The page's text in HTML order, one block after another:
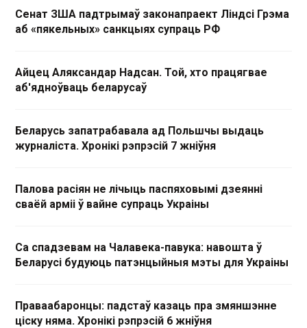
Сенат ЗША падтрымаў законапраект Ліндсі Грэма
аб «пякельных» санкцыях супраць РФ
Айцец Аляксандар Надсан. Той, хто працягвае
аб'ядноўваць беларусаў
Беларусь запатрабавала ад Польшчы выдаць
журналіста. Хронікі рэпрэсій 7 жніўня
Палова расіян не лічыць паспяховымі дзеянні
сваёй арміі ў вайне супраць Украіны
Са спадзевам на Чалавека-павука: навошта ў
Беларусі будуюць патэнцыйныя мэты для Украіны
Праваабаронцы: падстаў казаць пра змяншэнне
ціску няма. Хронікі рэпрэсій 6 жніўня